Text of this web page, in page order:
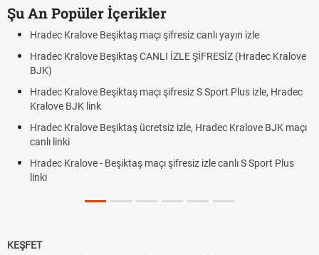
Şu An Popüler İçerikler
Hradec Kralove Beşiktaş maçı şifresiz canlı yayın izle
Hradec Kralove Beşiktaş CANLI İZLE ŞİFRESİZ (Hradec Kralove
BJK)
Hradec Kralove Beşiktaş maçı şifresiz S Sport Plus izle, Hradec
Kralove BJK link
Hradec Kralove Beşiktaş ücretsiz izle, Hradec Kralove BJK maçı
canlı linki
Hradec Kralove - Beşiktaş maçı şifresiz izle canlı S Sport Plus
linki
KEŞFET